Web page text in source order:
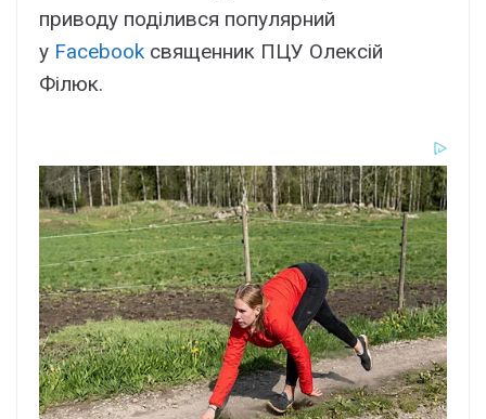
приводу поділився популярний
у Facebook священник ПЦУ Олексій
Філюк.